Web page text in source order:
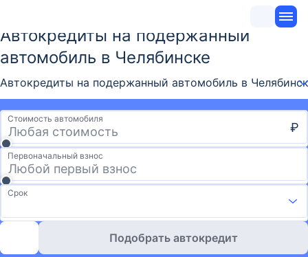
Автокредиты на подержанный
автомобиль в Челябинске
Автокредиты на подержанный автомобиль в
Стоимость автомобиля
₽
Первоначальный взнос
Срок
Подобрать автокредит